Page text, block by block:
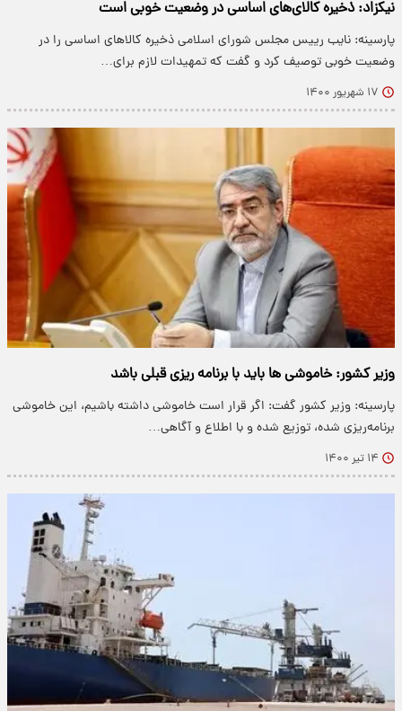
نیکزاد: ذخیره کالای‌های اساسی در وضعیت خوبی است
پارسینه: نایب رییس مجلس شورای اسلامی ذخیره کالا‌های اساسی را در
وضعیت خوبی توصیف کرد و گفت که تمهیدات لازم برای…
۱۷ شهریور ۱۴۰۰
وزیر کشور: خاموشی ها باید با برنامه ریزی قبلی باشد
پارسینه: وزیر کشور گفت: اگر قرار است خاموشی داشته باشیم، این خاموشی
برنامه‌ریزی شده، توزیع شده و با اطلاع و آگاهی…
۱۴ تیر ۱۴۰۰